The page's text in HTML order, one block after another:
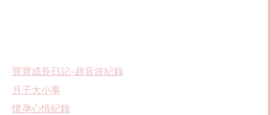
寶寶成長日記–超音波紀錄
月子大小事
懷孕心情紀錄